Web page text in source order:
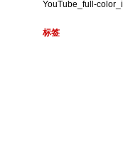
YouTube_full-color_i
标签